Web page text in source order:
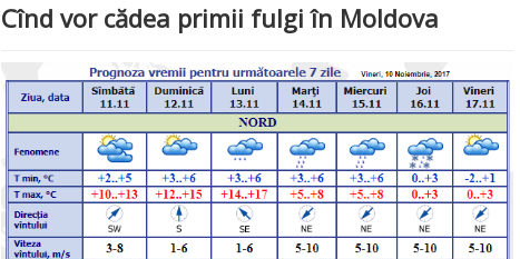
Cînd vor cădea primii fulgi în Moldova